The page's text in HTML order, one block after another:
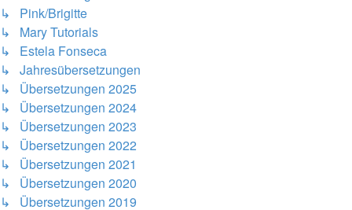
↳ Pink/Brigitte
↳ Mary Tutorials
↳ Estela Fonseca
↳ Jahresübersetzungen
↳ Übersetzungen 2025
↳ Übersetzungen 2024
↳ Übersetzungen 2023
↳ Übersetzungen 2022
↳ Übersetzungen 2021
↳ Übersetzungen 2020
↳ Übersetzungen 2019